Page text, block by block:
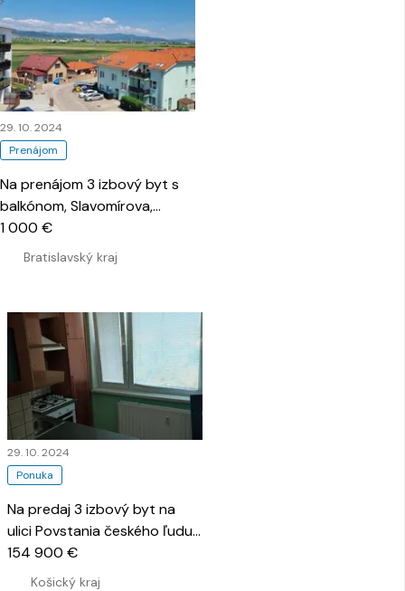
Prenájom
29. 10. 2024
Na prenájom 3 izbový byt s
balkónom, Slavomírova,
Slovenský Grob
Bratislavský kraj
1 000 €
Ponuka
29. 10. 2024
Na predaj 3 izbový byt na
ulici Povstania českého ľudu,
Košice- Dargovských
hrdinov …
Košický kraj
154 900 €